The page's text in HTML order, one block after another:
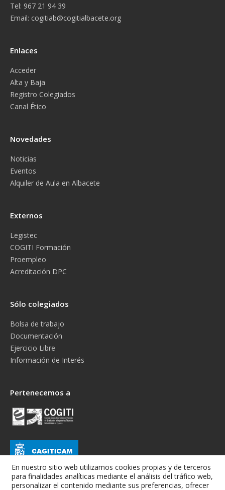
Tel: 967 21 94 39
Email: cogitiab@cogitialbacete.org
Enlaces
Acceder
Alta y Baja
Registro Colegiados
Canal Ético
Novedades
Noticias
Eventos
Alquiler de Aula en Albacete
Externos
Legistec
COGITI Formación
Proempleo
Acreditación DPC
Sólo colegiados
Bolsa de trabajo
Documentación
Ejercicio Libre
Información de Interés
Pertenecemos a
En nuestro sitio web utilizamos cookies propias y de terceros
para finalidades analíticas mediante el análisis del tráfico web,
personalizar el contenido mediante sus preferencias, ofrecer